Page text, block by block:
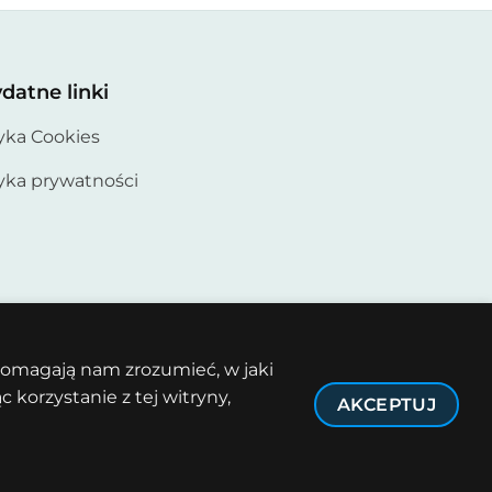
linki
Cookies
prywatności
nam zrozumieć, w jaki
korzystanie z tej witryny,
AKCEPTUJ